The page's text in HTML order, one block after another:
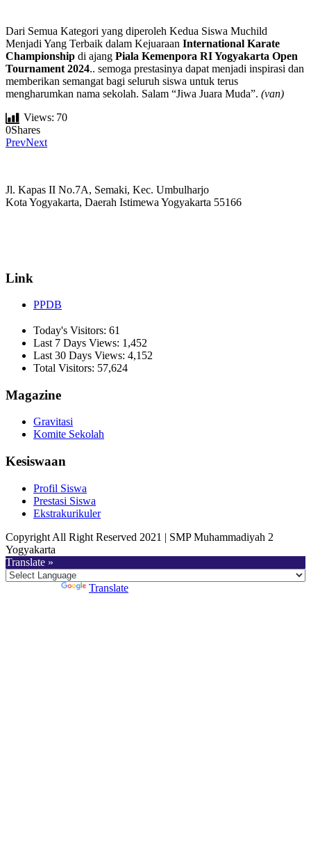
Dari Semua Kategori yang diperoleh Kedua Siswa Muchild
Menjadi Yang Terbaik dalam Kejuaraan International Karate
Championship di ajang Piala Kemenpora RI Yogyakarta Open
Tournament 2024.. semoga prestasinya dapat menjadi inspirasi dan
memberikan semangat bagi seluruh siswa untuk terus
mengharumkan nama sekolah. Salam “Jiwa Juara Muda”. (van)
Views: 70
0Shares
PrevNext
Jl. Kapas II No.7A, Semaki, Kec. Umbulharjo
Kota Yogyakarta, Daerah Istimewa Yogyakarta 55166
Link
PPDB
Today's Visitors: 61
Last 7 Days Views: 1,452
Last 30 Days Views: 4,152
Total Visitors: 57,624
Magazine
Gravitasi
Komite Sekolah
Kesiswaan
Profil Siswa
Prestasi Siswa
Ekstrakurikuler
Copyright All Right Reserved 2021 | SMP Muhammadiyah 2
Yogyakarta
Translate »
Translate